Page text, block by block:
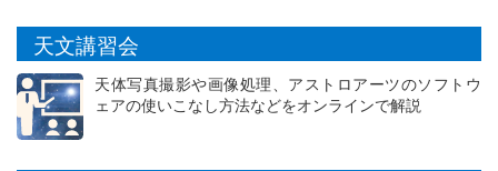
天文講習会
天体写真撮影や画像処理、アストロアーツのソフトウ
ェアの使いこなし方法などをオンラインで解説